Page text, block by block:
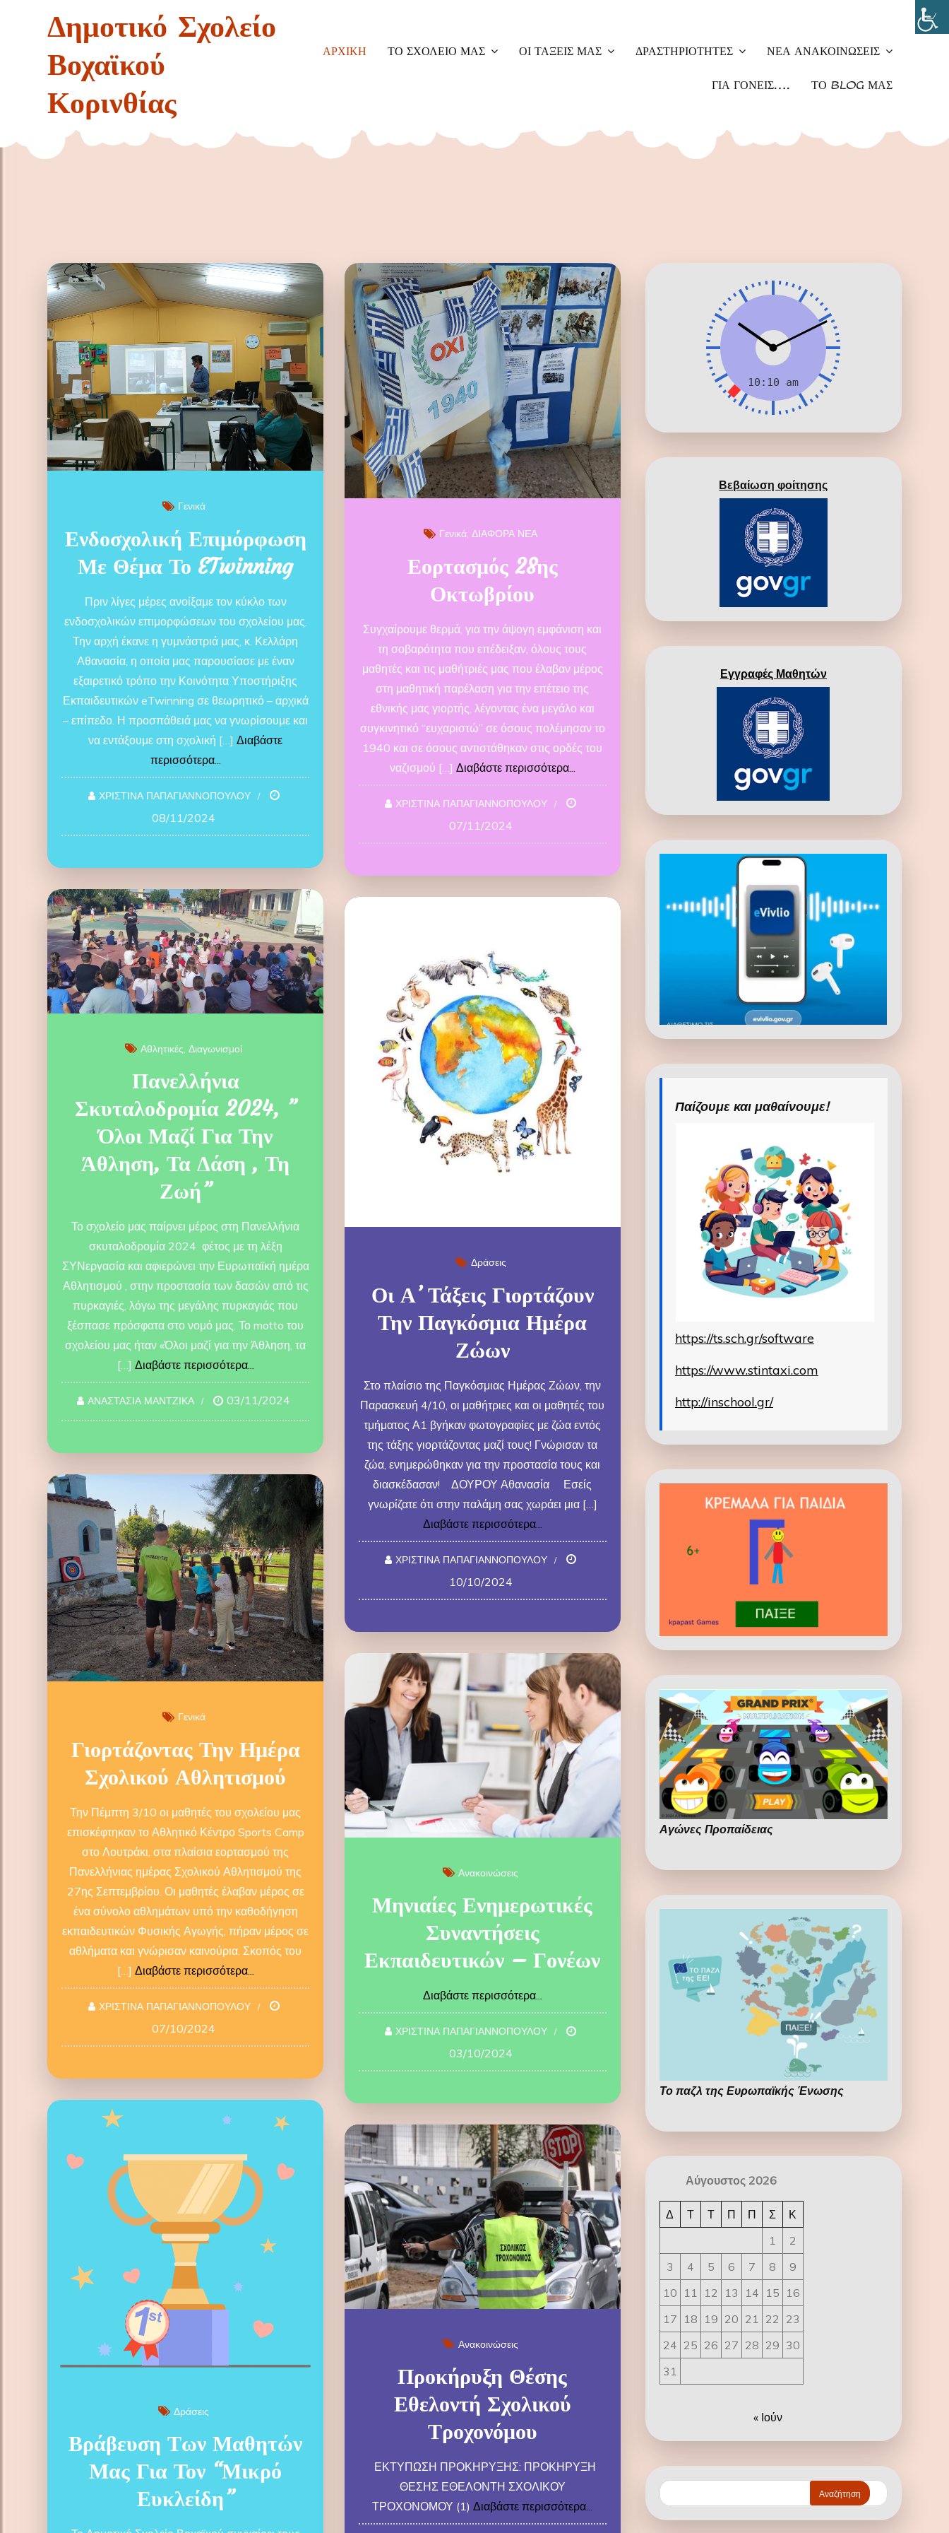
Δημοτικό Σχολείο
Βοχαϊκού
Κορινθίας
ΑΡΧΙΚΉ ΤΟ ΣΧΟΛΕΊΟ ΜΑΣ ΟΙ ΤΆΞΕΙΣ ΜΑΣ ΔΡΑΣΤΗΡΙΌΤΗΤΕΣ ΝΈΑ ΑΝΑΚΟΙΝΏΣΕΙΣ
ΓΙΑ ΓΟΝΕΊΣ…. ΤΟ BLOG ΜΑΣ
Γενικά
Ενδοσχολική Επιμόρφωση
Με Θέμα Το ETwinning
Πριν λίγες μέρες ανοίξαμε τον κύκλο των
ενδοσχολικών επιμορφώσεων του σχολείου μας.
Την αρχή έκανε η γυμνάστριά μας, κ. Κελλάρη
Αθανασία, η οποία μας παρουσίασε με έναν
εξαιρετικό τρόπο την Κοινότητα Υποστήριξης
Εκπαιδευτικών eTwinning σε θεωρητικό – αρχικά
– επίπεδο. Η προσπάθειά μας να γνωρίσουμε και
να εντάξουμε στη σχολική […] Διαβάστε
περισσότερα...
ΧΡΙΣΤΙΝΑ ΠΑΠΑΓΙΑΝΝΟΠΟΥΛΟΥ
08/11/2024
Γενικά ΔΙΑΦΟΡΑ ΝΕΑ
Εορτασμός 28ης
Οκτωβρίου
Συγχαίρουμε θερμά, για την άψογη εμφάνιση και
τη σοβαρότητα που επέδειξαν, όλους τους
μαθητές και τις μαθήτριές μας που έλαβαν μέρος
στη μαθητική παρέλαση για την επέτειο της
εθνικής μας γιορτής, λέγοντας ένα μεγάλο και
συγκινητικό “ευχαριστώ” σε όσους πολέμησαν το
1940 και σε όσους αντιστάθηκαν στις ορδές του
ναζισμού […] Διαβάστε περισσότερα...
ΧΡΙΣΤΙΝΑ ΠΑΠΑΓΙΑΝΝΟΠΟΥΛΟΥ
07/11/2024
Αθλητικές Διαγωνισμοί
Πανελλήνια
Σκυταλοδρομία 2024, ”
Όλοι Μαζί Για Την
Άθληση, Τα Δάση , Τη
Ζωή”
Το σχολείο μας παίρνει μέρος στη Πανελλήνια
σκυταλοδρομία 2024 φέτος με τη λέξη
ΣΥΝεργασία και αφιερώνει την Ευρωπαϊκή ημέρα
Αθλητισμού , στην προστασία των δασών από τις
πυρκαγιές, λόγω της μεγάλης πυρκαγιάς που
ξέσπασε πρόσφατα στο νομό μας. Το motto του
σχολείου μας ήταν «Όλοι μαζί για την Άθληση, τα
[…] Διαβάστε περισσότερα...
ΑΝΑΣΤΑΣΙΑ ΜΑΝΤΖΙΚΑ 03/11/2024
Δράσεις
Οι Α’ Τάξεις Γιορτάζουν
Την Παγκόσμια Ημέρα
Ζώων
Στο πλαίσιο της Παγκόσμιας Ημέρας Ζώων, την
Παρασκευή 4/10, οι μαθήτριες και οι μαθητές του
τμήματος Α1 βγήκαν φωτογραφίες με ζώα εντός
της τάξης γιορτάζοντας μαζί τους! Γνώρισαν τα
ζώα, ενημερώθηκαν για την προστασία τους και
διασκέδασαν! ΔΟΥΡΟΥ Αθανασία Εσείς
γνωρίζατε ότι στην παλάμη σας χωράει μια […]
Διαβάστε περισσότερα...
ΧΡΙΣΤΙΝΑ ΠΑΠΑΓΙΑΝΝΟΠΟΥΛΟΥ
10/10/2024
Γενικά
Γιορτάζοντας Την Ημέρα
Σχολικού Αθλητισμού
Την Πέμπτη 3/10 οι μαθητές του σχολείου μας
επισκέφτηκαν το Αθλητικό Κέντρο Sports Camp
στο Λουτράκι, στα πλαίσια εορτασμού της
Πανελλήνιας ημέρας Σχολικού Αθλητισμού της
27ης Σεπτεμβρίου. Οι μαθητές έλαβαν μέρος σε
ένα σύνολο αθλημάτων υπό την καθοδήγηση
εκπαιδευτικών Φυσικής Αγωγής, πήραν μέρος σε
αθλήματα και γνώρισαν καινούρια. Σκοπός του
[…] Διαβάστε περισσότερα...
ΧΡΙΣΤΙΝΑ ΠΑΠΑΓΙΑΝΝΟΠΟΥΛΟΥ
07/10/2024
Ανακοινώσεις
Μηνιαίες Ενημερωτικές
Συναντήσεις
Εκπαιδευτικών – Γονέων
Διαβάστε περισσότερα...
ΧΡΙΣΤΙΝΑ ΠΑΠΑΓΙΑΝΝΟΠΟΥΛΟΥ
03/10/2024
Δράσεις
Βράβευση Των Μαθητών
Μας Για Τον “Μικρό
Ευκλείδη”
Ανακοινώσεις
Προκήρυξη Θέσης
Εθελοντή Σχολικού
Τροχονόμου
ΕΚΤΥΠΩΣΗ ΠΡΟΚΗΡΥΞΗΣ: ΠΡΟΚΗΡΥΞΗ
ΘΕΣΗΣ ΕΘΕΛΟΝΤΗ ΣΧΟΛΙΚΟΥ
ΤΡΟΧΟΝΟΜΟΥ (1) Διαβάστε περισσότερα...
Βεβαίωση φοίτησης
Εγγραφές Μαθητών
Παίζουμε και μαθαίνουμε!
https://ts.sch.gr/software
https://www.stintaxi.com
http://inschool.gr/
Αγώνες Προπαίδειας
Το παζλ της Ευρωπαϊκής Ένωσης
Αύγουστος 2026
Δ Τ Τ Π Π Σ
Κ
1
2
3
4 5 6 7 8
9
10 11 12 13 14 15 16
17 18 19 20 21 22 23
24 25 26 27 28 29 30
31
« Ιούν
Αναζήτηση